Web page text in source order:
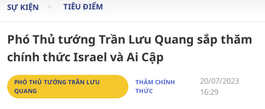
SỰ KIỆN TIÊU ĐIỂM
Phó Thủ tướng Trần Lưu Quang sắp thăm
chính thức Israel và Ai Cập
PHÓ THỦ TƯỚNG TRẦN LƯU
QUANG
THĂM CHÍNH
THỨC
20/07/2023
16:29